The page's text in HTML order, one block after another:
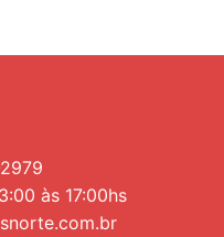
às 17:00hs